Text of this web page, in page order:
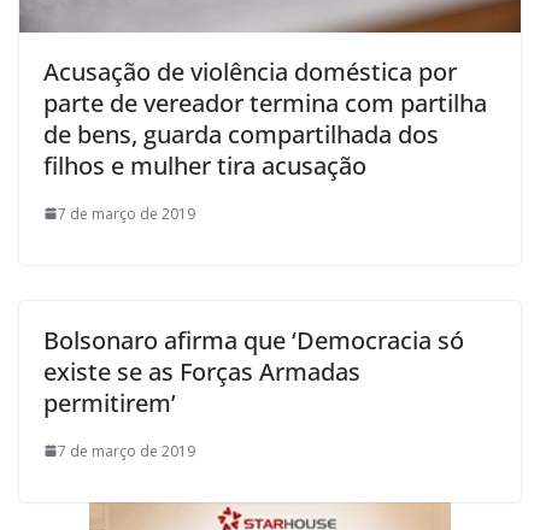
Acusação de violência doméstica por
parte de vereador termina com partilha
de bens, guarda compartilhada dos
filhos e mulher tira acusação
7 de março de 2019
Bolsonaro afirma que ‘Democracia só
existe se as Forças Armadas
permitirem’
7 de março de 2019